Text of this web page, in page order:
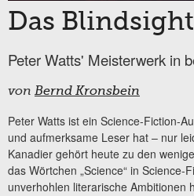
Das
Peter Watts' Meisterwerk in
von Bernd Kronsbein
Peter Watts ist ein Science-Fiction-
und aufmerksame Leser hat – nur
Kanadier gehört heute zu den
das Wörtchen „Science“ in Science-
unverhohlen literarische Ambitionen